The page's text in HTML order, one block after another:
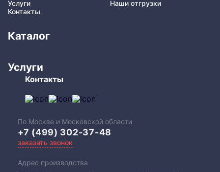
Услуги
Наши отгрузки
Контакты
Каталог
Услуги
Контакты
По Москве и Московской области
+7 (499) 302-37-48
заказать звонок
Адрес производства